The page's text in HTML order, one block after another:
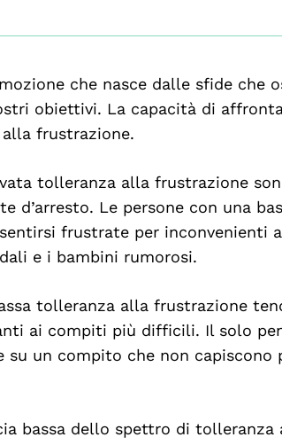
che nasce dalle sfide che
obiettivi. La capacità di
frustrazione.
tolleranza alla frustrazione
d’arresto. Le persone con una
frustrate per inconvenienti
e i bambini rumorosi.
tolleranza alla frustrazione
ai compiti più difficili. Il solo
su un compito che non capiscono
bassa dello spettro di